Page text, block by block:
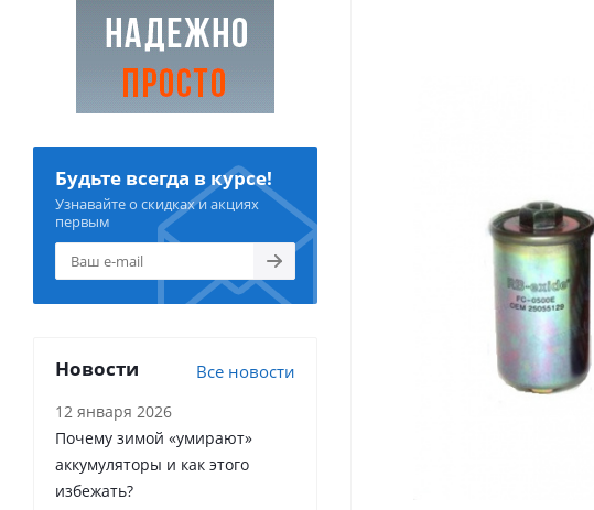
Будьте всегда в курсе!
Узнавайте о скидках и акциях
первым
Новости Все новости
12 января 2026
Почему зимой «умирают»
аккумуляторы и как этого
избежать?